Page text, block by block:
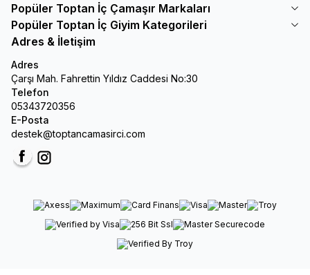
Popüler Toptan İç Çamaşır Markaları
Popüler Toptan İç Giyim Kategorileri
Adres & İletişim
Adres
Çarşı Mah. Fahrettin Yıldız Caddesi No:30
Telefon
05343720356
E-Posta
destek@toptancamasirci.com
FacebookInstagram